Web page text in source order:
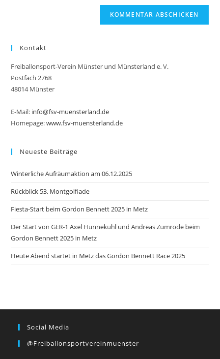
Kontakt
Freiballonsport-Verein Münster und Münsterland e. V.
Postfach 2768
48014 Münster
E-Mail: info@fsv-muensterland.de
Homepage:www.fsv-muensterland.de
Neueste Beiträge
Winterliche Aufräumaktion am 06.12.2025
Rückblick 53. Montgolfiade
Fiesta-Start beim Gordon Bennett 2025 in Metz
Der Start von GER-1 Axel Hunnekuhl und Andreas Zumrode beim
Gordon Bennett 2025 in Metz
Heute Abend startet in Metz das Gordon Bennett Race 2025
Social Media
@freiballonsportvereinmuenster